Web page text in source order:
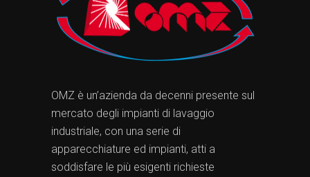
OMZ è un’azienda da decenni presente sul
mercato degli impianti di lavaggio
industriale, con una serie di
apparecchiature ed impianti, atti a
soddisfare le più esigenti richieste